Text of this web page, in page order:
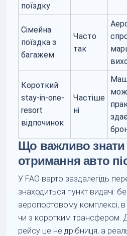
поїздку
Сімейна
поїздка з
багажем
Часто
так
Короткий
stay-in-one-
resort
відпочинок
Частіше
ні
Що важливо
отримання авто
У FAO варто заздалегідь
знаходиться пункт видачі:
аеропортовому комплексі,
чи з коротким трансфером.
рейсу це не дрібниця, а